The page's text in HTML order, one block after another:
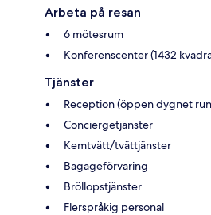
Arbeta på resan
6 mötesrum
Konferenscenter (1432
Tjänster
Reception (öppen dygnet
Conciergetjänster
Kemtvätt/tvättjänster
Bagageförvaring
Bröllopstjänster
Flerspråkig personal